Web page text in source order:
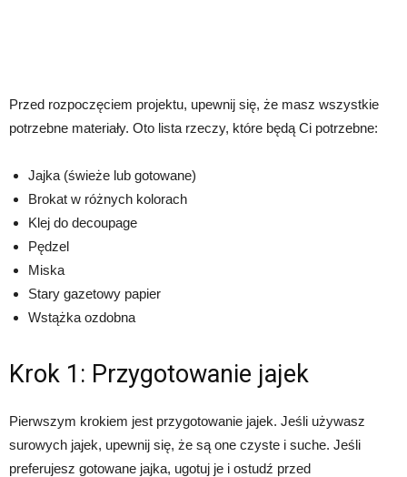
Przed rozpoczęciem projektu, upewnij się, że masz wszystkie
potrzebne materiały. Oto lista rzeczy, które będą Ci potrzebne:
Jajka (świeże lub gotowane)
Brokat w różnych kolorach
Klej do decoupage
Pędzel
Miska
Stary gazetowy papier
Wstążka ozdobna
Krok 1: Przygotowanie jajek
Pierwszym krokiem jest przygotowanie jajek. Jeśli używasz
surowych jajek, upewnij się, że są one czyste i suche. Jeśli
preferujesz gotowane jajka, ugotuj je i ostudź przed